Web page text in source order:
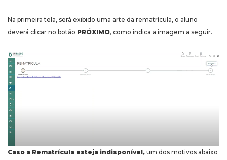
Na primeira tela, será exibido uma arte da rematrícula, o aluno
deverá clicar no botão PRÓXIMO, como indica a imagem a seguir.
Caso a Rematrícula esteja indisponível, um dos motivos abaixo